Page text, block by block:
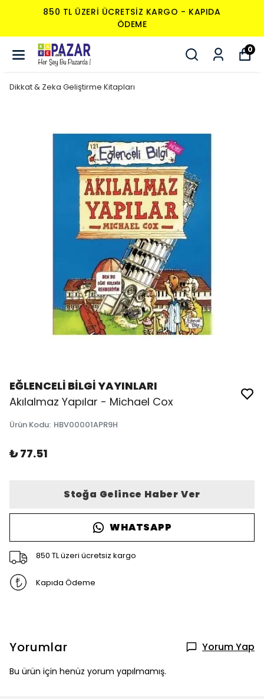
850 TL ÜZERI ÜCRETSIZ KARGO -
0
Dikkat & Zeka Geliştirme Kitapları
EĞLENCELİ BİLGİ YAYINLARI
Akılalmaz Yapılar - Michael Cox
Ürün Kodu: HBV00001APR9H
₺ 77.51
Stoğa Gelince Haber Ver
WHATSAPP
850 TL üzeri ücretsiz kargo
Kapıda Ödeme
Yorumlar Yorum Yap
Bu ürün için henüz yorum yapılmamış.